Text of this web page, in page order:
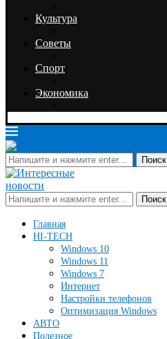
Культура
Советы
Спорт
Экономика
Поиск
Поиск
Главная
HI-TECH
Windows 10
Windows 11
Windows 7
Интернет
Настройки телефонов
Оптимизация Windows
АВТО
Полезное